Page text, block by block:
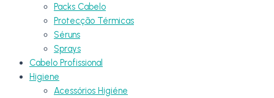
Packs Cabelo
Protecção Térmicas
Séruns
Sprays
Cabelo Profissional
Higiene
Acessórios Higiéne